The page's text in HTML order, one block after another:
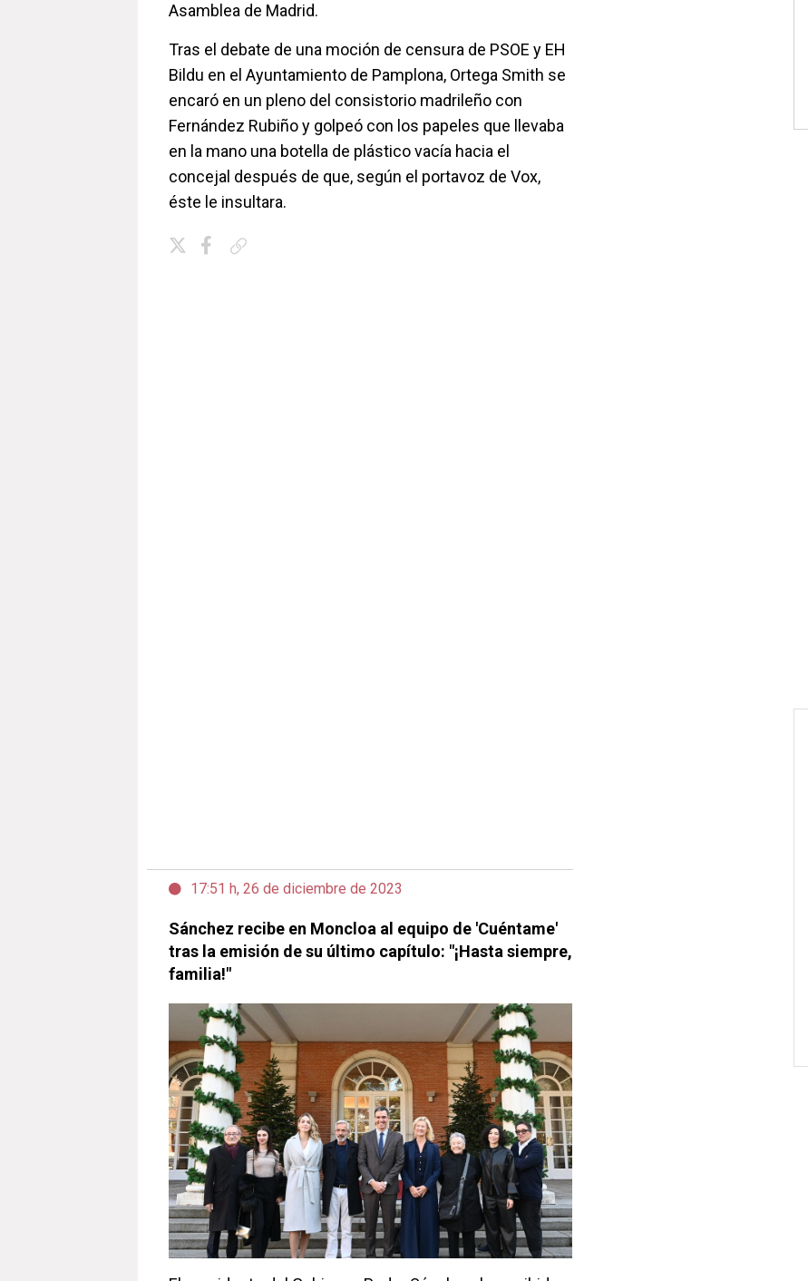
Asamblea de Madrid.
Tras el debate de una moción de censura de PSOE y EH
Bildu en el Ayuntamiento de Pamplona, Ortega Smith se
encaró en un pleno del consistorio madrileño con
Fernández Rubiño y golpeó con los papeles que llevaba
en la mano una botella de plástico vacía hacia el
concejal después de que, según el portavoz de Vox,
éste le insultara.
17:51 h, 26 de diciembre de 2023
Sánchez recibe en Moncloa al equipo de 'Cuéntame'
tras la emisión de su último capítulo: "¡Hasta siempre,
familia!"